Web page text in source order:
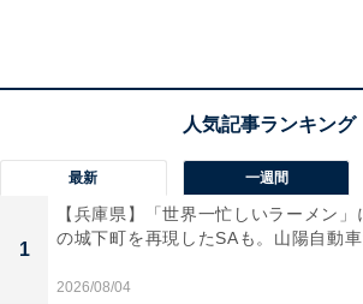
下ろす「むささび橋」や、縁結びのス
多くあります。
さらに、車を少し走らせれば鬼怒川温
もアクセス可能。地元で愛される「キ
最新 一週間
1
【兵庫県】「世界一忙しいラーメン」
の城下町を再現したSAも。山陽自動車
2026/08/04